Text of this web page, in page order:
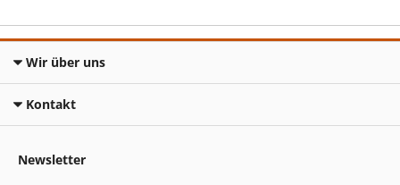
Wir über uns
Kontakt
Newsletter